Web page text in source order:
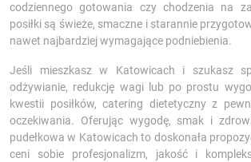
codziennego gotowania czy chodzenia na
posiłki są świeże, smaczne i starannie
nawet najbardziej wymagające podniebienia.
Jeśli mieszkasz w Katowicach i szukasz
odżywianie, redukcję wagi lub po prostu
kwestii posiłków, catering dietetyczny z
oczekiwania. Oferując wygodę, smak i
pudełkowa w Katowicach to doskonała
ceni sobie profesjonalizm, jakość i